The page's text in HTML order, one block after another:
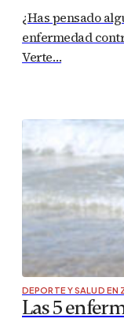
¿Has pensado
enfermedad
Verte…
DEPORTE Y SALUD EN
Las 5